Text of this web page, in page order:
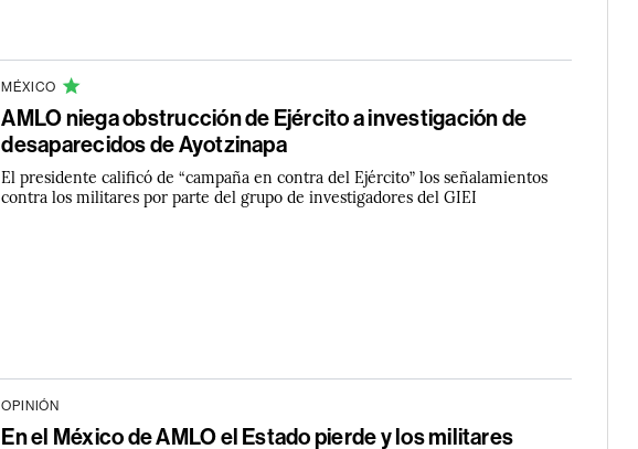
MÉXICO
AMLO niega obstrucción de Ejército a investigación de
desaparecidos de Ayotzinapa
El presidente calificó de “campaña en contra del Ejército” los señalamientos
contra los militares por parte del grupo de investigadores del GIEI
OPINIÓN
En el México de AMLO el Estado pierde y los militares